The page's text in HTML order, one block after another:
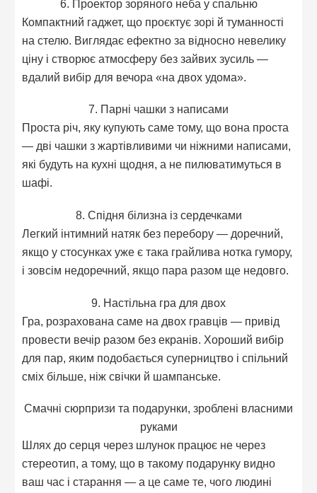
6. Проектор зоряного неба у спальню
Компактний гаджет, що проєктує зорі й туманності
на стелю. Виглядає ефектно за відносно невелику
ціну і створює атмосферу без зайвих зусиль —
вдалий вибір для вечора «на двох удома».
7. Парні чашки з написами
Проста річ, яку купують саме тому, що вона проста
— дві чашки з жартівливими чи ніжними написами,
які будуть на кухні щодня, а не пилюватимуться в
шафі.
8. Спідня білизна із сердечками
Легкий інтимний натяк без перебору — доречний,
якщо у стосунках уже є така грайлива нотка гумору,
і зовсім недоречний, якщо пара разом ще недовго.
9. Настільна гра для двох
Гра, розрахована саме на двох гравців — привід
провести вечір разом без екранів. Хороший вибір
для пар, яким подобається суперництво і спільний
сміх більше, ніж свічки й шампанське.
Смачні сюрпризи та подарунки, зроблені власними
руками
Шлях до серця через шлунок працює не через
стереотип, а тому, що в такому подарунку видно
ваш час і старання — а це саме те, чого людині